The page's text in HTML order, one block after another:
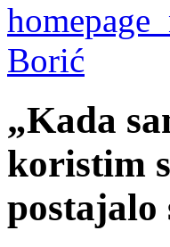
Borić
„Kada
koristim
postajalo